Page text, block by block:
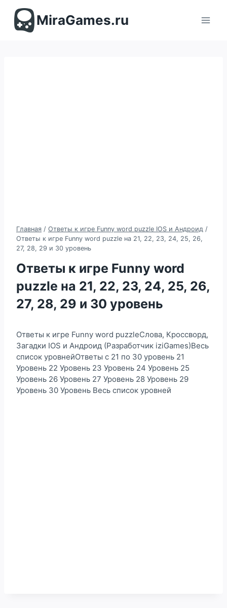
содержимомуMiraGames.ru
Главная / Ответы к игре Funny word puzzle IOS и Андроид /
Ответы к игре Funny word puzzle на 21, 22, 23, 24, 25, 26,
27, 28, 29 и 30 уровень
Ответы к игре Funny word
puzzle на 21, 22, 23, 24, 25, 26,
27, 28, 29 и 30 уровень
Ответы к игре Funny word puzzleСлова, Кроссворд,
Загадки IOS и Андроид (Разработчик iziGames)Весь
список уровнейОтветы с 21 по 30 уровень 21
Уровень 22 Уровень 23 Уровень 24 Уровень 25
Уровень 26 Уровень 27 Уровень 28 Уровень 29
Уровень 30 Уровень Весь список уровней